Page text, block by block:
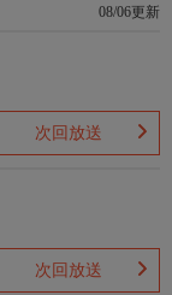
08/06更新
次回放送
次回放送